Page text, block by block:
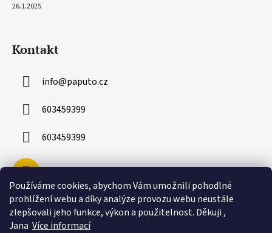
Používáme cookies, abychom Vám umožnili pohodlné
prohlížení webu a díky analýze provozu webu neustále
zlepšovali jeho funkce, výkon a použitelnost. Děkuji ,
Jana Více informací
26.1.2025
Kontakt
info@paputo.cz
603459399
603459399